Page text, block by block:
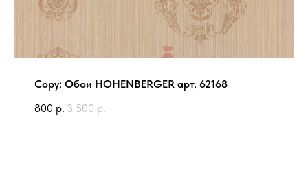
Copy: Обои HOHENBERGER арт. 62168
800 р. 3 500 р.